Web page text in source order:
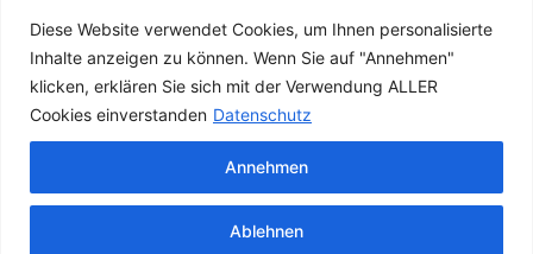
Diese Website verwendet Cookies, um Ihnen personalisierte
Inhalte anzeigen zu können. Wenn Sie auf "Annehmen"
klicken, erklären Sie sich mit der Verwendung ALLER
Cookies einverstanden Datenschutz
Ablehnen
Annehmen
© runOut Magazine 2023